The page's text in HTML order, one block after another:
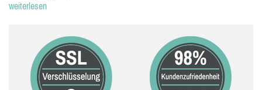
weiterlesen